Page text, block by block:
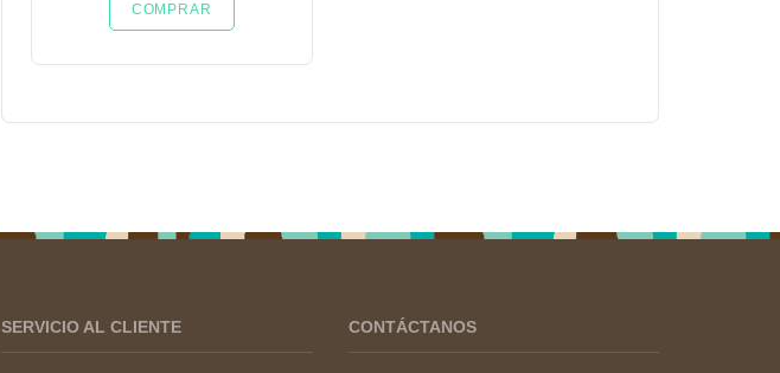
COMPRAR
SERVICIO AL CLIENTE CONTÁCTANOS